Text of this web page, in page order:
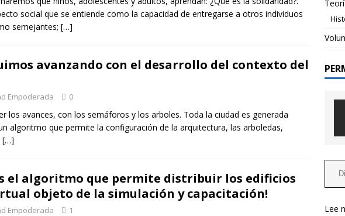
VOLUNTARIOS
[ 06/03/2026 ] Desarrollo de nuevas estructuras flexibles para una opción
[ 27/11/2025 ] Eventos programables la base para la simplificación y eficientización de
[ 13/11/2025 ]
¿Por qué Realidad Empoderada es una acción social?
social que se entiende como la capacidad de entregarse a otros individuos
semejantes; […]
avanzando con el desarrollo del contexto del
Empoderada 0
los avances, con los semáforos y los arboles. Toda la ciudad es generada
algoritmo que permite la configuración de la arquitectura, las arboledas,
[…]
el algoritmo que permite distribuir los edificios
objeto de la simulación y capacitación!
Empoderada 1 Lee